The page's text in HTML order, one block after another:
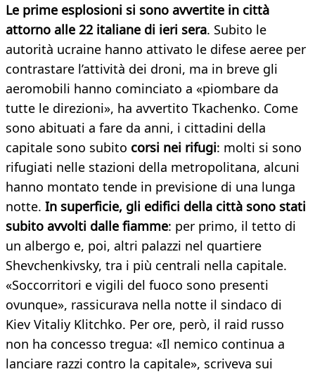
Le prime esplosioni si sono avvertite in città
attorno alle 22 italiane di ieri sera. Subito le
autorità ucraine hanno attivato le difese aeree per
contrastare l’attività dei droni, ma in breve gli
aeromobili hanno cominciato a «piombare da
tutte le direzioni», ha avvertito Tkachenko. Come
sono abituati a fare da anni, i cittadini della
capitale sono subito corsi nei rifugi: molti si sono
rifugiati nelle stazioni della metropolitana, alcuni
hanno montato tende in previsione di una lunga
notte. In superficie, gli edifici della città sono stati
subito avvolti dalle fiamme: per primo, il tetto di
un albergo e, poi, altri palazzi nel quartiere
Shevchenkivsky, tra i più centrali nella capitale.
«Soccorritori e vigili del fuoco sono presenti
ovunque», rassicurava nella notte il sindaco di
Kiev Vitaliy Klitchko. Per ore, però, il raid russo
non ha concesso tregua: «Il nemico continua a
lanciare razzi contro la capitale», scriveva sui